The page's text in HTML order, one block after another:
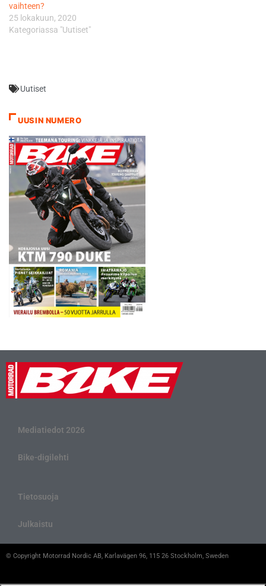
vaihteen?
25 lokakuun, 2020
Kategoriassa "Uutiset"
Uutiset
UUSIN NUMERO
Mediatiedot 2026
Bike-digilehti
Tietosuoja
Julkaistu
© Copyright Motorrad Nordic AB, Karlavägen 96, 115 26 Stockholm, Sweden